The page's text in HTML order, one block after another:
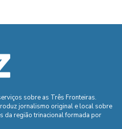
sobre as Três Fronteiras.
jornalismo original e local sobre
da região trinacional formada por